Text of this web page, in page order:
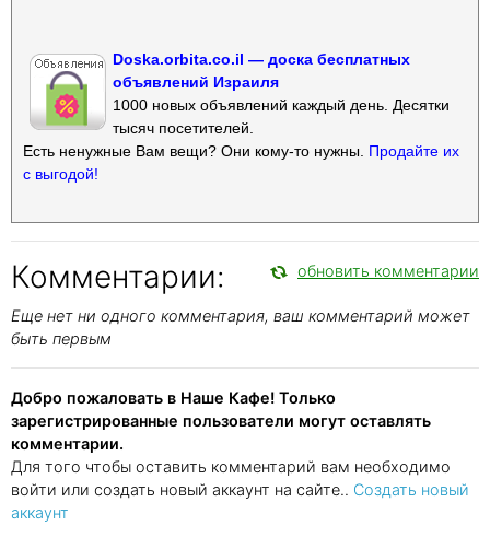
Doska.orbita.co.il — доска бесплатных
объявлений Израиля
1000 новых объявлений каждый день. Десятки
тысяч посетителей.
Есть ненужные Вам вещи? Они кому-то нужны. Продайте их
с выгодой!
Комментарии: обновить комментарии
Еще нет ни одного комментария, ваш комментарий может
быть первым
Добро пожаловать в Наше Кафе! Только
зарегистрированные пользователи могут оставлять
комментарии.
Для того чтобы оставить комментарий вам необходимо
войти или создать новый аккаунт на сайте.. Создать новый
аккаунт